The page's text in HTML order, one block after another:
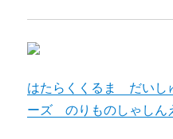
はたらくくるま だいし
ーズ のりものしゃしん